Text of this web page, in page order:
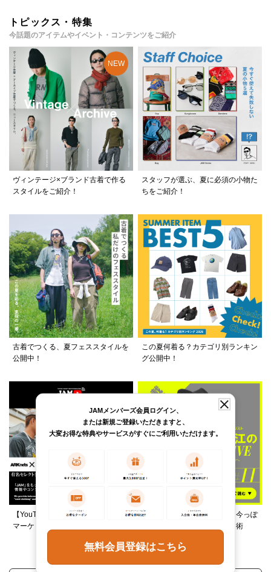
トピックス・特集
今話題のアイテムやイベント・コンテンツをご紹介
ヴィンテージ×ブランド古着で作る
スタイルをご紹介！
スタッフが選ぶ、夏に必須の小物た
ちをご紹介！
古着でつくる、夏フェススタイルを
公開中！
この夏何着る？カテゴリ別ランキン
グ公開中！
【YouTube】ARKnetsコラボ！028
マーケットで本気ショッピング
柄ワンピースは夏の切り札、今っぽ
く着るレイヤード＆ミックス術
JAMメンバーズ会員ログイン、
または新規ご登録いただきますと、
大変お得な特典やサービスがすぐにご利用いただけます。
無料会員登録はこちら